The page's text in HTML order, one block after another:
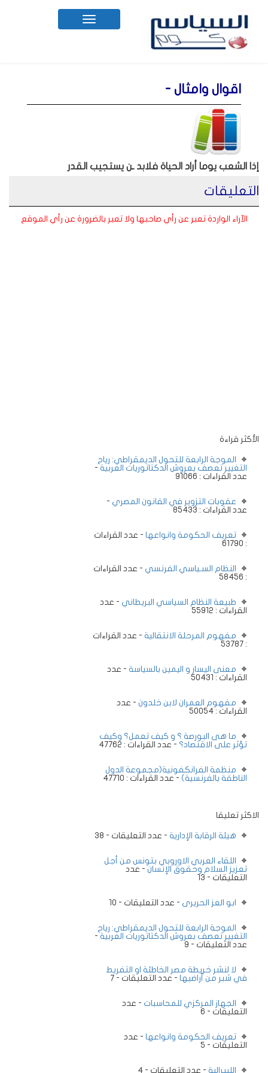
Toggle
navigation
اقوال وامثال -
إذا الشعب يوما أراد الحياة فلابد ـن يستجيب القدر
التعليقات
الآراء الواردة تعبر عن رأي صاحبها ولا تعبر بالضرورة عن رأي الموقع
الأكثر قراءة
الموجة الرابعة للتحول الديمقراطي: رياح
التغيير تعصف بعروش الدكتاتوريات العربية -
عدد القراءات : 91066
عقوبات التزوير في القانون المصري -
عدد القراءات : 85433
تعريف الحكومة وانواعها - عدد القراءات
: 61790
النظام السـياسي الفرنسي - عدد القراءات
: 58456
طبيعة النظام السياسي البريطاني - عدد
القراءات : 55912
مفهوم المرحلة الانتقالية - عدد القراءات
: 53787
معنى اليسار و اليمين بالسياسة - عدد
القراءات : 50431
مفهوم العمران لابن خلدون - عدد
القراءات : 50054
ما هى البورصة ؟ و كيف تعمل؟ وكيف
تؤثر على الاقتصاد؟ - عدد القراءات : 47762
منظمة الفرانكفونية(مجموعة الدول
الناطقة بالفرنسية) - عدد القراءات : 47710
الاكثر تعليقا
هيئة الرقابة الإدارية - عدد التعليقات - 38
اللقاء العربي الاوروبي بتونس من أجل
تعزيز السلام وحقوق الإنسان - عدد
التعليقات - 13
ابو العز الحريرى - عدد التعليقات - 10
الموجة الرابعة للتحول الديمقراطي: رياح
التغيير تعصف بعروش الدكتاتوريات العربية -
عدد التعليقات - 9
لا لنشر خريطة مصر الخاطئة او التفريط
في شبر من أراضيها - عدد التعليقات - 7
الجهاز المركزي للمحاسبات - عدد
التعليقات - 6
تعريف الحكومة وانواعها - عدد
التعليقات - 5
الليبرالية - عدد التعليقات - 4